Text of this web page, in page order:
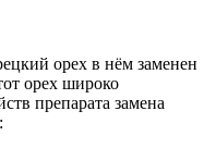
орех в нём заменен
орех широко
препарата замена